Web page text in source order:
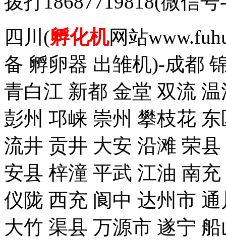
四川(孵化机网站
备 孵卵器 出雏机)-成都
青白江 新都 金堂 双流
彭州 邛崃 崇州 攀枝花
流井 贡井 大安 沿滩 荣
安县 梓潼 平武 江油 南
仪陇 西充 阆中 达州市
大竹 渠县 万源市 遂宁